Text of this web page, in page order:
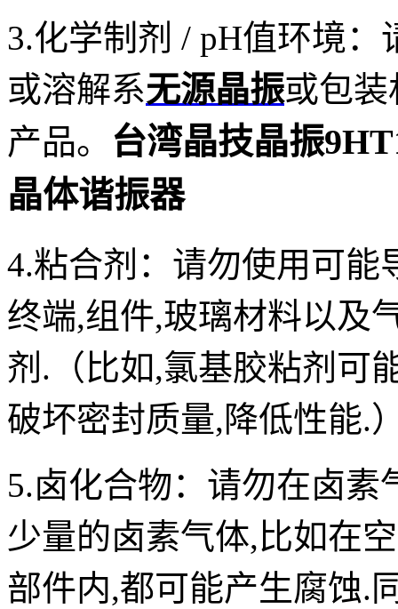
3.化学制剂 / pH值环境：
或溶解系无源晶振或包
产品。 台湾晶技晶振
晶体谐振器
4.粘合剂： 请勿使用可能
终端,组件,玻璃材料以及
剂.（比如,氯基胶粘剂可
破坏密封质量,降低性能.
5.卤化合物： 请勿在卤素
少量的卤素气体,比如在
部件内,都可能产生腐蚀.